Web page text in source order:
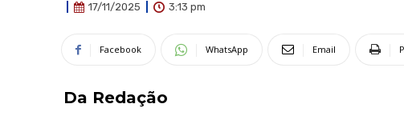
17/11/2025 3:13 pm
Facebook WhatsApp Email
Da Redação